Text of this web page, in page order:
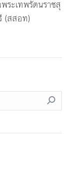
ระเทพรัตนราชสุ
(สสอท)